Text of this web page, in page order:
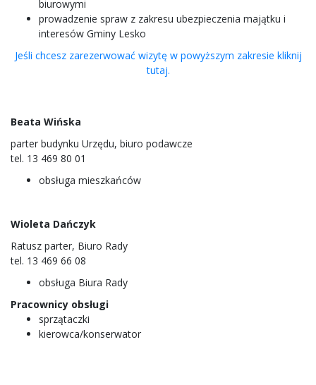
biurowymi
prowadzenie spraw z zakresu ubezpieczenia majątku i
interesów Gminy Lesko
Jeśli chcesz zarezerwować wizytę w powyższym zakresie kliknij
tutaj.
Beata Wińska
parter budynku Urzędu, biuro podawcze
tel. 13 469 80 01
obsługa mieszkańców
Wioleta Dańczyk
Ratusz parter, Biuro Rady
tel. 13 469 66 08
obsługa Biura Rady
Pracownicy obsługi
sprzątaczki
kierowca/konserwator